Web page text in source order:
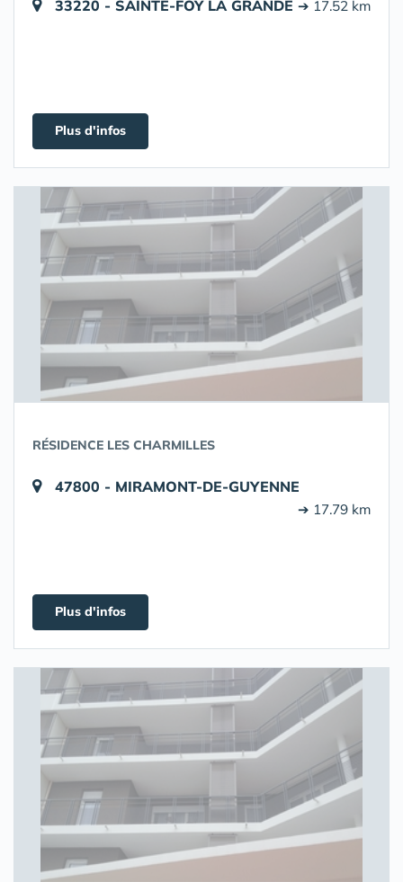
33220 - SAINTE-FOY LA GRANDE ➔ 17.52 km
Plus d'infos
RÉSIDENCE LES CHARMILLES
47800 - MIRAMONT-DE-GUYENNE
➔ 17.79 km
Plus d'infos